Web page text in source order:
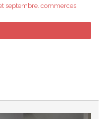
septembre. commerces